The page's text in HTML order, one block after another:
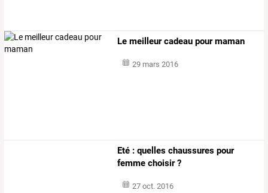
Le meilleur cadeau pour maman
29 mars 2016
Eté : quelles chaussures pour
femme choisir ?
27 oct. 2016